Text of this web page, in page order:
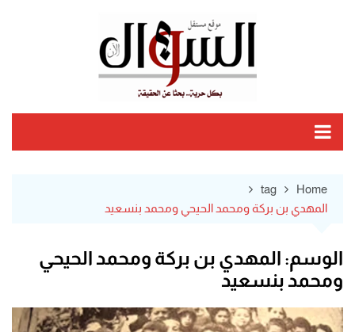
Home
tag
المهدي بن بركة ومحمد الحيحي ومحمد بنسعيد
الوسم: المهدي بن بركة ومحمد الحيحي
ومحمد بنسعيد